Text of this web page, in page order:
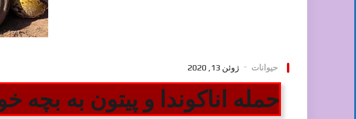
حیوانات ژوئن 13, 2020
حمله اناکوندا و پیتون به بچه